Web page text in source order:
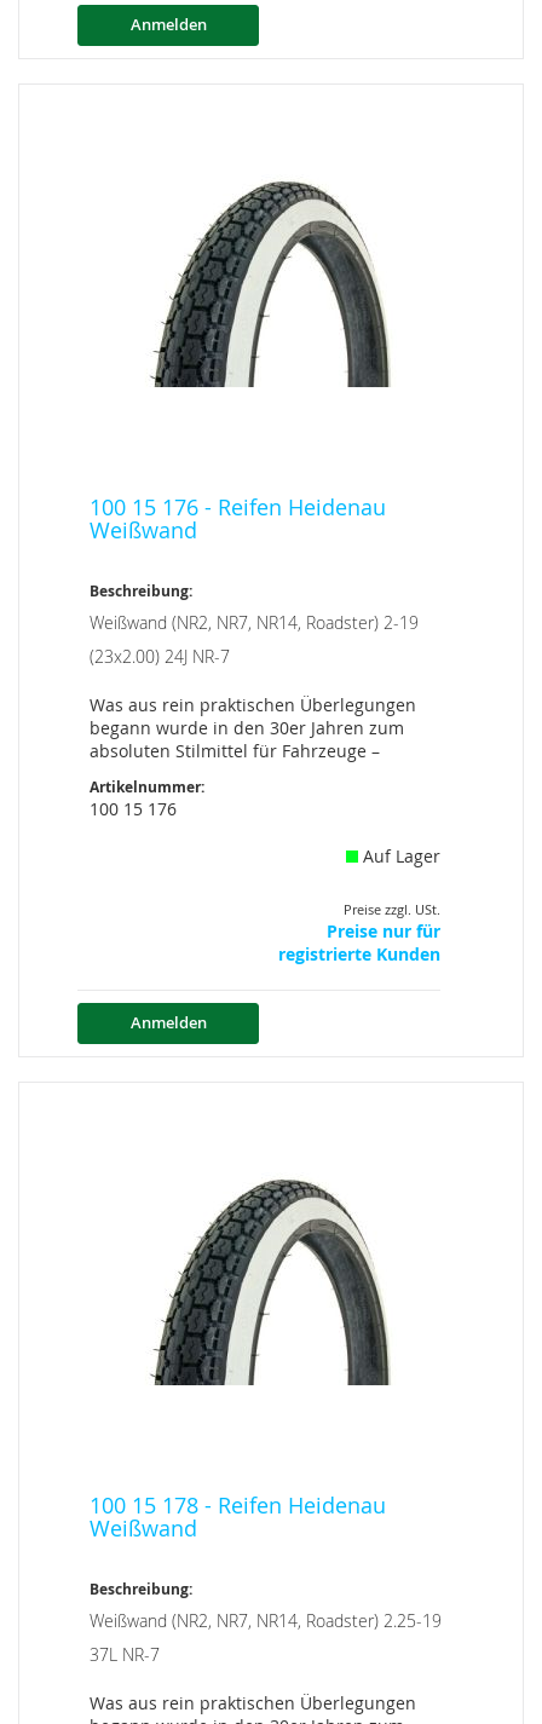
Anmelden
100 15 176 - Reifen Heidenau
Weißwand
Beschreibung:
Weißwand (NR2, NR7, NR14, Roadster) 2-19
(23x2.00) 24J NR-7
Was aus rein praktischen Überlegungen
begann wurde in den 30er Jahren zum
absoluten Stilmittel für Fahrzeuge –
Artikelnummer:
100 15 176
Auf Lager
Preise zzgl. USt.
Preise nur für
registrierte Kunden
Anmelden
100 15 178 - Reifen Heidenau
Weißwand
Beschreibung:
Weißwand (NR2, NR7, NR14, Roadster) 2.25-19
37L NR-7
Was aus rein praktischen Überlegungen